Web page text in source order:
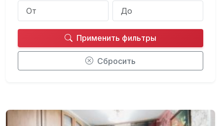
Применить фильтры
Сбросить